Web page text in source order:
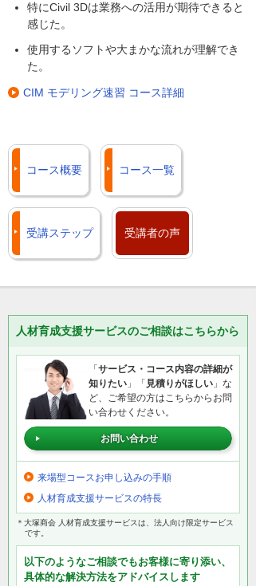
特にCivil 3Dは業務への活用が期待できると
感じた。
使用するソフトや大まかな流れが理解でき
た。
CIM モデリング速習 コース詳細
コース概要 コース一覧
受講ステップ 受講者の声
人材育成支援サービスのご相談はこちらから
「サービス・コース内容の詳細が
知りたい 」「 見積りがほしい 」な
ど、ご希望の方はこちらからお問
い合わせください。
お問い合わせ
来場型コースお申し込みの手順
人材育成支援サービスの特長
＊大塚商会 人材育成支援サービスは、法人向け限定サービス
です。
以下のようなご相談でもお客様に寄り添い、
具体的な解決方法をアドバイスします